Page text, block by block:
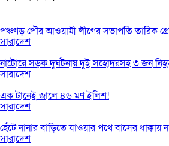
পঞ্চগড় পৌর আওয়ামী লীগের সভাপতি তারিক
সারাদেশ
নাটোরে সড়ক দুর্ঘটনায় দুই সহোদরসহ ৩ জন
সারাদেশ
এক টানেই জালে ৪৬ মণ ইলিশ!
সারাদেশ
হেঁটে নানার বাড়িতে যাওয়ার পথে বাসের ধাক্কায়
সারাদেশ